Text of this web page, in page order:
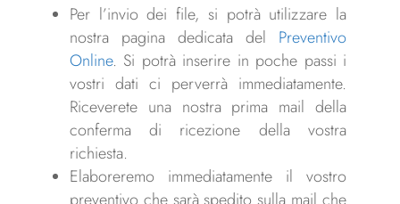
Per l’invio dei file, si potrà utilizzare la
nostra pagina dedicata del Preventivo
Online. Si potrà inserire in poche passi i
vostri dati ci perverrà immediatamente.
Riceverete una nostra prima mail della
conferma di ricezione della vostra
richiesta.
Elaboreremo immediatamente il vostro